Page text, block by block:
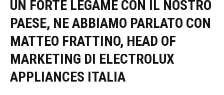
UN FORTE LEGAME CON IL NOSTRO
PAESE, NE ABBIAMO PARLATO CON
MATTEO FRATTINO, HEAD OF
MARKETING DI ELECTROLUX
APPLIANCES ITALIA